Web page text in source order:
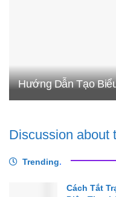
Hướng Dẫn Tạo
Discussion about
Trending.
Cách Tắt